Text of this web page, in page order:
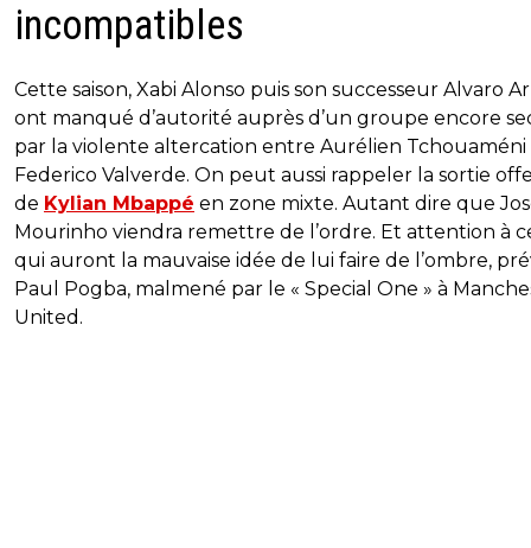
incompatibles
Cette saison, Xabi Alonso puis son successeur Alvaro
ont manqué d’autorité auprès d’un groupe encore
par la violente altercation entre Aurélien Tchouaméni
Federico Valverde. On peut aussi rappeler la sortie
de Kylian Mbappé en zone mixte. Autant dire que
Mourinho viendra remettre de l’ordre. Et attention à
qui auront la mauvaise idée de lui faire de l’ombre,
Paul Pogba, malmené par le « Special One » à
United.